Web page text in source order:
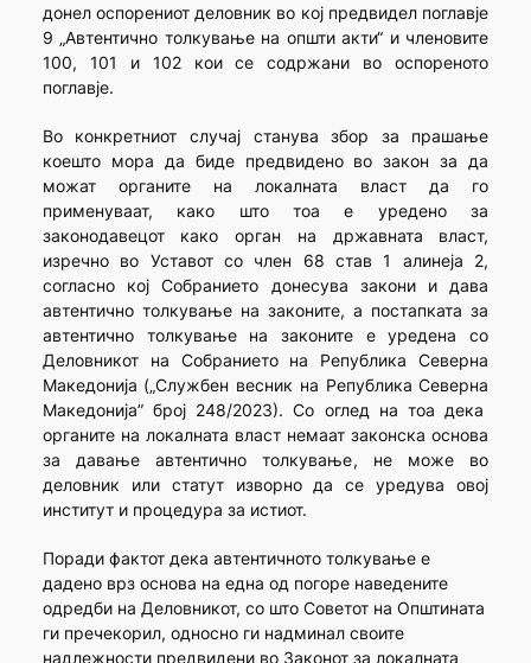
донел оспорениот деловник во кој предвидел поглавје
9 „Автентично толкување на општи акти“ и членовите
100, 101 и 102 кои се содржани во оспореното
поглавје.
Во конкретниот случај станува збор за прашање
коешто мора да биде предвидено во закон за да
можат органите на локалната власт да го
применуваат, како што тоа е уредено за
законодавецот како орган на државната власт,
изречно во Уставот со член 68 став 1 алинеја 2,
согласно кој Собранието донесува закони и дава
автентично толкување на законите, а постапката за
автентично толкување на законите е уредена со
Деловникот на Собранието на Република Северна
Македонија („Службен весник на Република Северна
Македонија” број 248/2023). Со оглед на тоа дека
органите на локалната власт немаат законска основа
за давање автентично толкување, не може во
деловник или статут изворно да се уредува овој
институт и процедура за истиот.
Поради фактот дека автентичното толкување е
дадено врз основа на една од погоре наведените
одредби на Деловникот, со што Советот на Општината
ги пречекорил, односно ги надминал своите
надлежности предвидени во Законот за локалната